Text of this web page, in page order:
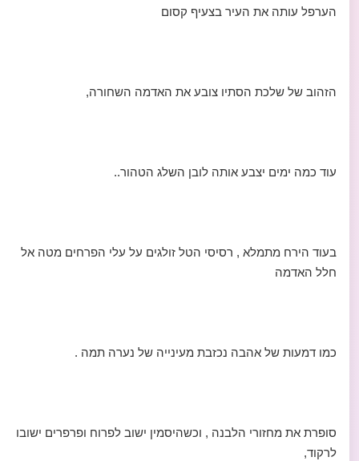
הערפל עותה את העיר בצעיף קסום
הזהוב של שלכת הסתיו צובע את האדמה השחורה,
עוד כמה ימים יצבע אותה לובן השלג הטהור..
בעוד הירח מתמלא , רסיסי הטל זולגים על עלי הפרחים מטה אל
חלל האדמה
כמו דמעות של אהבה נכזבת מעינייה של נערה תמה .
סופרת את מחזורי הלבנה , וכשהיסמין ישוב לפרוח ופרפרים ישובו
לרקוד,